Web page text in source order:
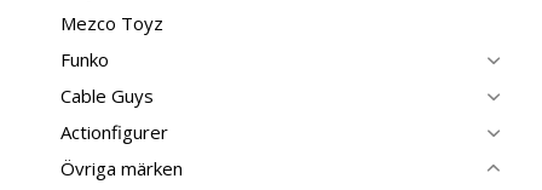
Mezco Toyz
Funko
Cable Guys
Actionfigurer
Övriga märken